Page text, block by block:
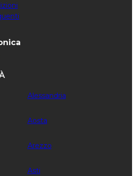
Alessandria
Aosta
Arezzo
Asti